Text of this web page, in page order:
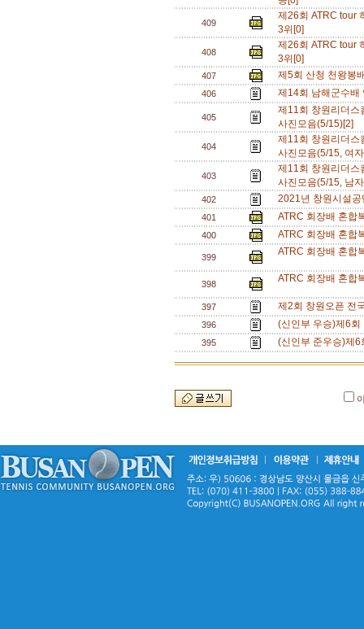
409
제26회 ATRC tour
3위[0]
408
제26회 ATRC tour
3위[0]
407 제5회 산청 천왕봉
406 제14회 남해군수
405
제11회 창원리더스
사진모음(5/15)[2]
404
제11회 창원리더스
사진모음(5/15, 여
403
제11회 창원리더스
사진모음(5/15, 남
402 2021년 창원시설
401 ATRC 회장배 혼합
400 ATRC 회장배 혼합
399 ATRC 회장배 혼합
398 ATRC 회장배 혼합
397 제2회 창원오픈 전
396 (신인부 우승)제6
395 (신인부 준우승)제